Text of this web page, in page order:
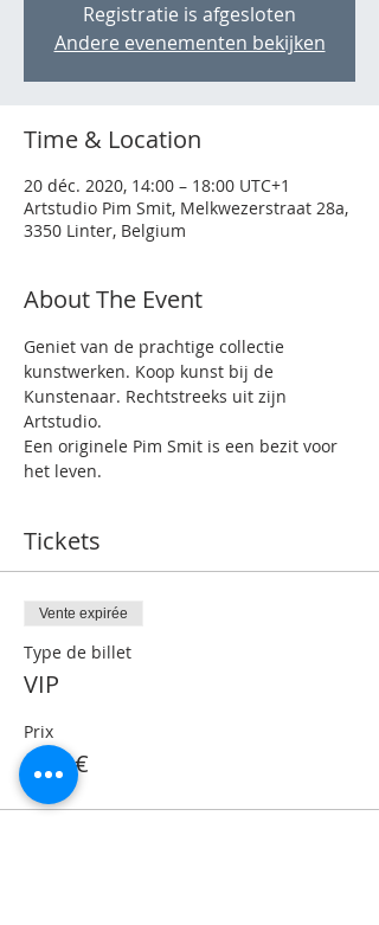
Registratie is afgesloten
Andere evenementen bekijken
Time & Location
20 déc. 2020, 14:00 – 18:00 UTC+1
Artstudio Pim Smit, Melkwezerstraat 28a,
3350 Linter, Belgium
About The Event
Geniet van de prachtige collectie
kunstwerken. Koop kunst bij de
Kunstenaar. Rechtstreeks uit zijn
Artstudio.
Een originele Pim Smit is een bezit voor
het leven.
Tickets
Vente expirée
Type de billet
VIP
Prix
0,00 €